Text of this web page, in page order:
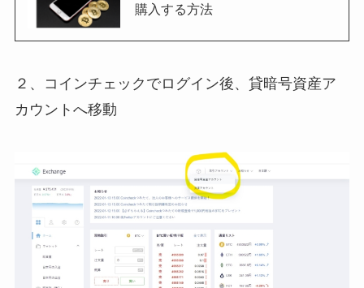
購入する方法
２、コインチェックでログイン後、貸暗号資産ア
カウントへ移動